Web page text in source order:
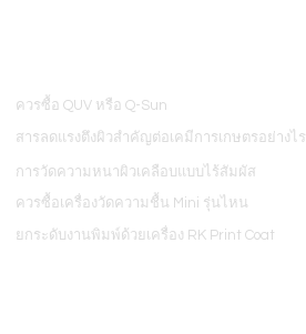
ควรซื้อ QUV หรือ Q-Sun
สารลดแรงตึงผิวสำคัญต่อเคมีการเกษตรอย่างไร
การวัดความหนาผิวเคลือบแบบไร้สัมผัส
ควรซื้อเครื่องวัดความชื้น Mini รุ่นไหน
ยกระดับงานพิมพ์ด้วยเครื่อง RK Print Coat